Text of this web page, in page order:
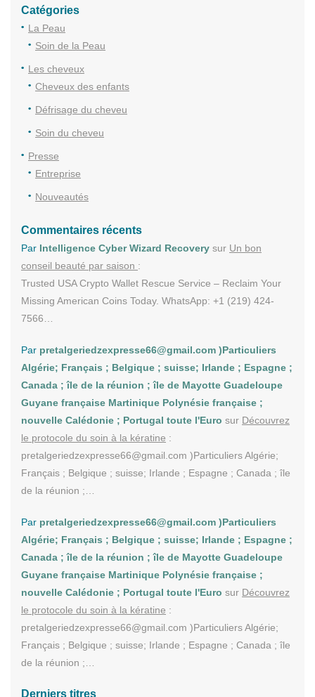
Catégories
La Peau
Soin de la Peau
Les cheveux
Cheveux des enfants
Défrisage du cheveu
Soin du cheveu
Presse
Entreprise
Nouveautés
Commentaires récents
Par Intelligence Cyber Wizard Recovery sur Un bon
conseil beauté par saison :
Trusted USA Crypto Wallet Rescue Service – Reclaim Your
Missing American Coins Today. WhatsApp: +1 (219) 424-
7566…
Par pretalgeriedzexpresse66@gmail.com )Particuliers
Algérie; Français ; Belgique ; suisse; Irlande ; Espagne ;
Canada ; île de la réunion ; île de Mayotte Guadeloupe
Guyane française Martinique Polynésie française ;
nouvelle Calédonie ; Portugal toute l'Euro sur Découvrez
le protocole du soin à la kératine :
pretalgeriedzexpresse66@gmail.com )Particuliers Algérie;
Français ; Belgique ; suisse; Irlande ; Espagne ; Canada ; île
de la réunion ;…
Par pretalgeriedzexpresse66@gmail.com )Particuliers
Algérie; Français ; Belgique ; suisse; Irlande ; Espagne ;
Canada ; île de la réunion ; île de Mayotte Guadeloupe
Guyane française Martinique Polynésie française ;
nouvelle Calédonie ; Portugal toute l'Euro sur Découvrez
le protocole du soin à la kératine :
pretalgeriedzexpresse66@gmail.com )Particuliers Algérie;
Français ; Belgique ; suisse; Irlande ; Espagne ; Canada ; île
de la réunion ;…
Derniers titres